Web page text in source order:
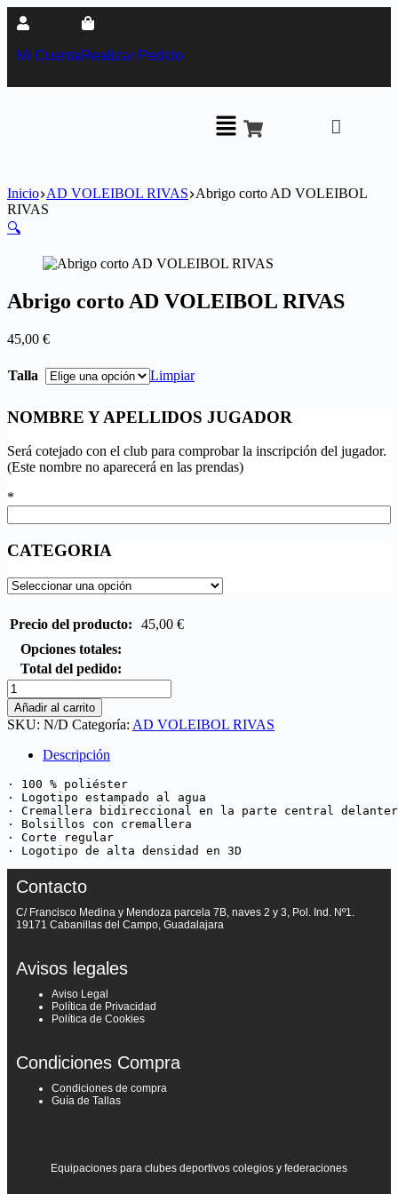
Mi CuentaRealizar Pedido
Inicio AD VOLEIBOL RIVAS Abrigo corto AD VOLEIBOL
RIVAS
🔍
Abrigo corto AD VOLEIBOL RIVAS
45,00 €
Talla Limpiar
NOMBRE Y APELLIDOS JUGADOR
Será cotejado con el club para comprobar la inscripción del jugador.
(Este nombre no aparecerá en las prendas)
*
CATEGORIA
Precio del producto: 45,00 €
Opciones totales:
Total del pedido:
Añadir al carrito
SKU: N/D Categoría: AD VOLEIBOL RIVAS
Descripción
· 100 % poliéster
· Logotipo estampado al agua
· Cremallera bidireccional en la parte central
· Bolsillos con cremallera
· Corte regular
· Logotipo de alta densidad en 3D
Contacto
C/ Francisco Medina y Mendoza parcela 7B, naves 2 y 3, Pol. Ind. Nº1.
19171 Cabanillas del Campo, Guadalajara
Avisos legales
Aviso Legal
Política de Privacidad
Política de Cookies
Condiciones Compra
Condiciones de compra
Guía de Tallas
Equipaciones para clubes deportivos colegios y federaciones